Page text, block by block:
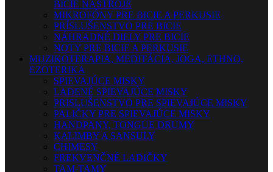
BICIE NÁSTROJE
MIKROFÓNY PRE BICIE A PERKUSIE
PRÍSLUŠENSTVO PRE BICIE
NÁHRADNÉ DIELY PRE BICIE
NOTY PRE BICIE A PERKUSIE
MUZIKOTERAPIA, MEDITÁCIA, JOGA, ETHNO,
EZOTERIKA
SPIEVAJÚCE MISKY
LADENÉ SPIEVAJÚCE MISKY
PRISLUŠENSTVO PRE SPIEVAJÚCE MISKY
PALIČKY PRE SPIEVAJÚCE MISKY
HANDPANY, TONGUE DRUMY
KALIMBY A SANSULY
CHIMESY
FREKVENČNÉ LADIČKY
TAM-TAMY